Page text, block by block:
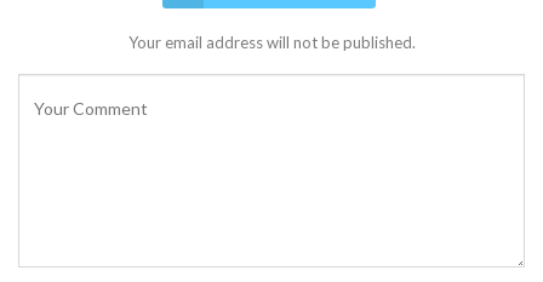
Your email address will not be published.